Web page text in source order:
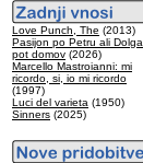
Love Punch, The (2013)
Pasijon po Petru ali Dolga
pot domov (2026)
Marcello Mastroianni: mi
ricordo, si, io mi ricordo
(1997)
Luci del varieta (1950)
Sinners (2025)